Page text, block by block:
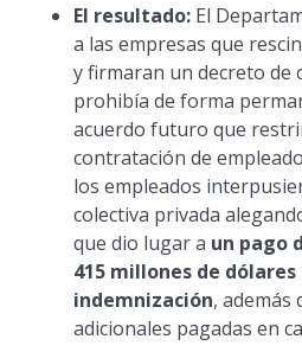
El resultado: El
a las empresas que
y firmaran un decreto de
prohibía de forma
acuerdo futuro que
contratación de
los empleados
colectiva privada
que dio lugar a un pago
415 millones de
indemnización, además
adicionales pagadas en